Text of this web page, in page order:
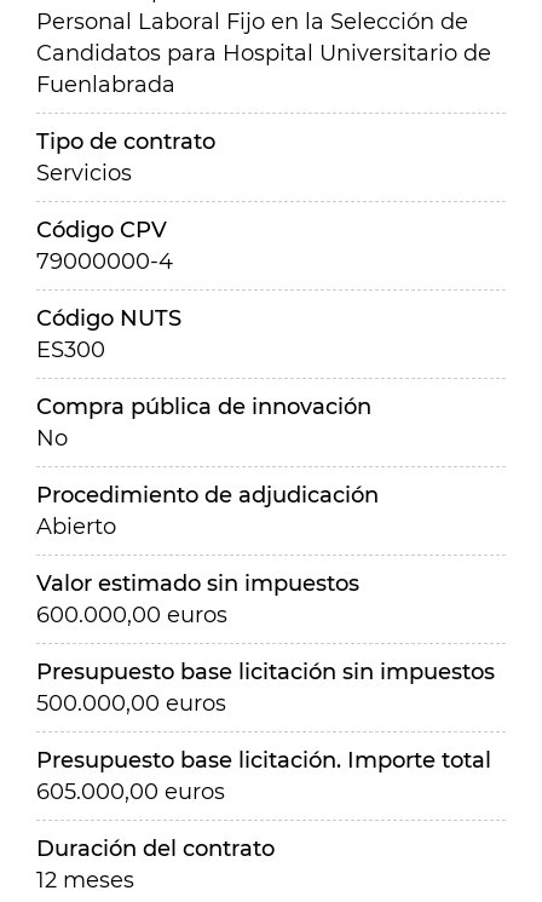
Personal Laboral Fijo en la Selección de
Candidatos para Hospital Universitario de
Fuenlabrada
Tipo de contrato
Servicios
Código CPV
79000000-4
Código NUTS
ES300
Compra pública de innovación
No
Procedimiento de adjudicación
Abierto
Valor estimado sin impuestos
600.000,00 euros
Presupuesto base licitación sin impuestos
500.000,00 euros
Presupuesto base licitación. Importe total
605.000,00 euros
Duración del contrato
12 meses